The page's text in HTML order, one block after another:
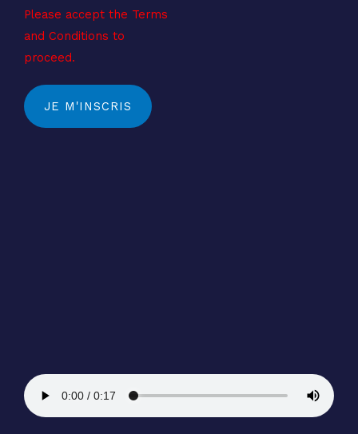
Please accept the Terms
and Conditions to
proceed.
JE M'INSCRIS